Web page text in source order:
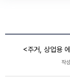
<주거, 상업용
작